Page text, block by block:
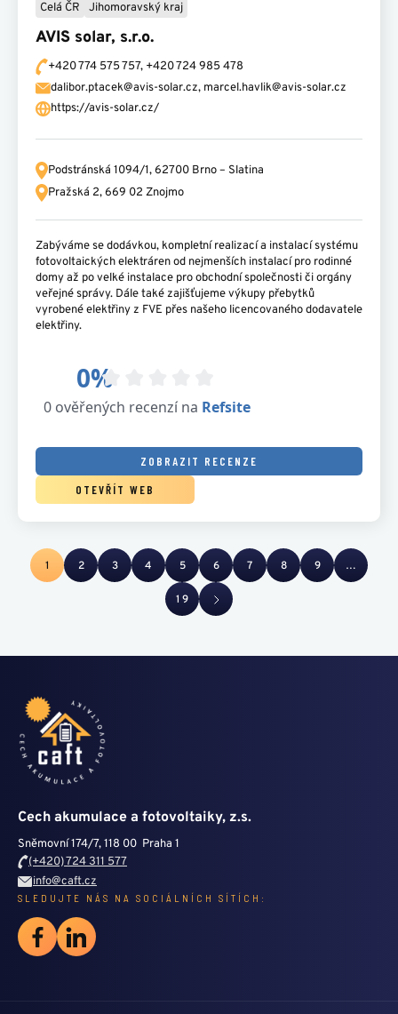
Celá ČR Jihomoravský kraj
AVIS solar, s.r.o.
+420 774 575 757, +420 724 985 478
dalibor.ptacek@avis-solar.cz, marcel.havlik@avis-solar.cz
https://avis-solar.cz/
Podstránská 1094/1,62700 Brno – Slatina
Pražská 2,669 02 Znojmo
Zabýváme se dodávkou, kompletní realizací a instalací systému
fotovoltaických elektráren od nejmenších instalací pro rodinné
domy až po velké instalace pro obchodní společnosti či orgány
veřejné správy. Dále také zajišťujeme výkupy přebytků
vyrobené elektřiny z FVE přes našeho licencovaného dodavatele
elektřiny.
ZOBRAZIT RECENZE
OTEVŘÍT WEB
1 2 3 4 5 6 7 8 9 …
19
Cech akumulace a fotovoltaiky, z.s.
Sněmovní 174/7, 118 00 Praha 1
(+420) 724 311 577
info@caft.cz
SLEDUJTE NÁS NA SOCIÁLNÍCH SÍTÍCH: